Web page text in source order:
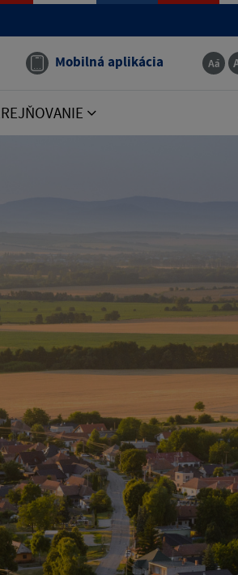
Mobilná aplikácia